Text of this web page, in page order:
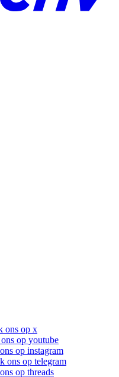
ons op x
op youtube
op instagram
ons op telegram
op threads